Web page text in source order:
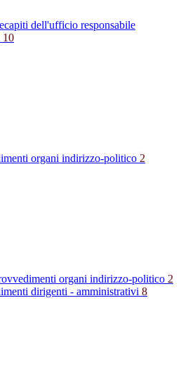
dell'ufficio responsabile
10
organi indirizzo-politico 2
organi indirizzo-politico 2
dirigenti - amministrativi 8